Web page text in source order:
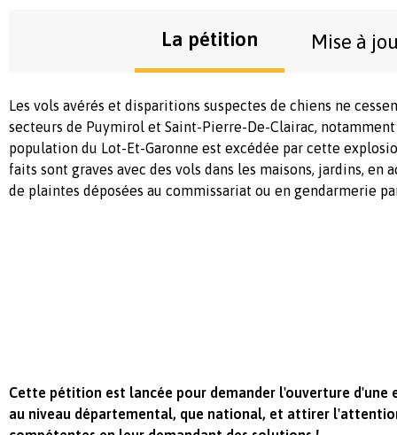
La pétition Mise à
Les vols avérés et disparitions suspectes de chiens ne
secteurs de Puymirol et Saint-Pierre-De-Clairac, notamment
population du Lot-Et-Garonne est excédée par cette
faits sont graves avec des vols dans les maisons, jardins, en
de plaintes déposées au commissariat ou en gendarmerie
Cette pétition est lancée pour demander l'ouverture d'une
au niveau départemental, que national, et attirer